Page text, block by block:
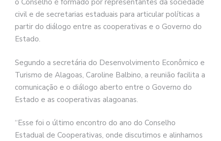
o Conselho é formado por representantes da sociedade
civil e de secretarias estaduais para articular políticas a
partir do diálogo entre as cooperativas e o Governo do
Estado.
Segundo a secretária do Desenvolvimento Econômico e
Turismo de Alagoas, Caroline Balbino, a reunião facilita a
comunicação e o diálogo aberto entre o Governo do
Estado e as cooperativas alagoanas.
“Esse foi o último encontro do ano do Conselho
Estadual de Cooperativas, onde discutimos e alinhamos